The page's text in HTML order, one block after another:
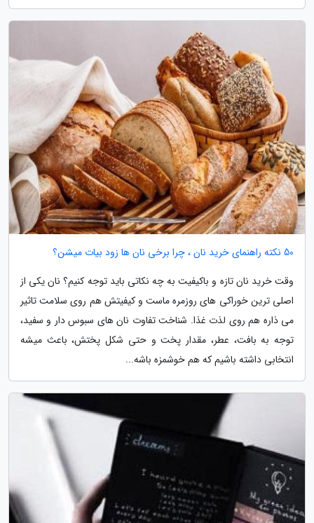
50 نکته راهنمای خرید نان ، چرا برخی نان ها زود بیات میشن؟
وقت خرید نان تازه و باکیفیت به چه نکاتی باید توجه کنیم؟ نان یکی از
اصلی ترین خوراکی های روزمره ماست و کیفیتش هم روی سلامت تاثیر
می ذاره هم روی لذت غذا. شناخت تفاوت نان های سبوس دار و سفید،
توجه به بافت، عطر، مقدار پخت و حتی شکل پختش، باعث میشه
انتخابی داشته باشیم که هم خوشمزه باشه...